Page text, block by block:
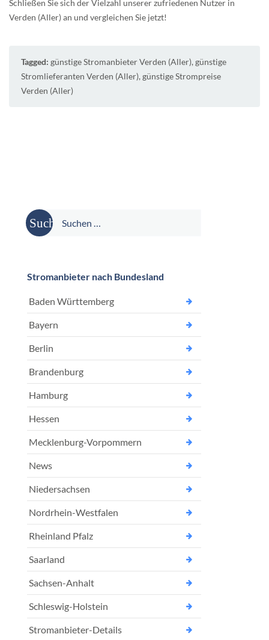
Schließen Sie sich der Vielzahl unserer zufriedenen Nutzer in
Verden (Aller) an und vergleichen Sie jetzt!
Tagged: günstige Stromanbieter Verden (Aller), günstige
Stromlieferanten Verden (Aller), günstige Strompreise
Verden (Aller)
Suche
nach:
Stromanbieter nach Bundesland
Baden Württemberg
Bayern
Berlin
Brandenburg
Hamburg
Hessen
Mecklenburg-Vorpommern
News
Niedersachsen
Nordrhein-Westfalen
Rheinland Pfalz
Saarland
Sachsen-Anhalt
Schleswig-Holstein
Stromanbieter-Details